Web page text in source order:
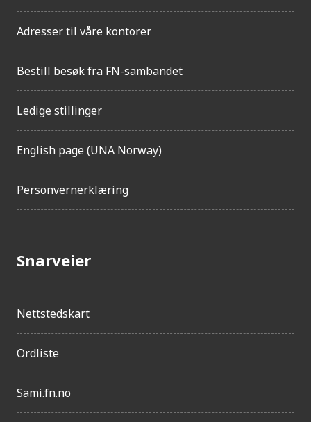
Adresser til våre kontorer
Bestill besøk fra FN-sambandet
Ledige stillinger
English page (UNA Norway)
Personvernerklæring
Snarveier
Nettstedskart
Ordliste
Sami.fn.no